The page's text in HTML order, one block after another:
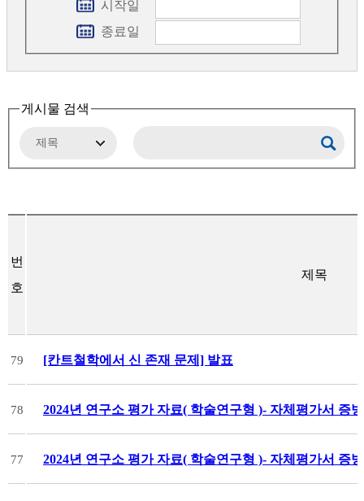
시작일
종료일
게시물 검색
번
호
제목
79 [칸트철학에서 신 존재 문제] 발표
78 2024년 연구소 평가 자료( 학술연구형 )- 자체평가서 증
77 2024년 연구소 평가 자료( 학술연구형 )- 자체평가서 증